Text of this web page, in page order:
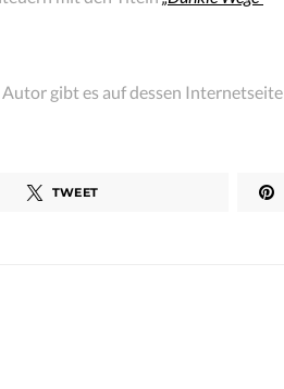
gibt es auf dessen Internetseite
TWEET